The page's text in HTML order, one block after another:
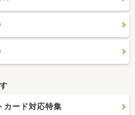
カード対応特集